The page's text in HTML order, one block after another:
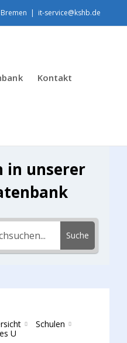
| it-service@kshb.de
Kontakt
in unserer
Suche
Schulen
U